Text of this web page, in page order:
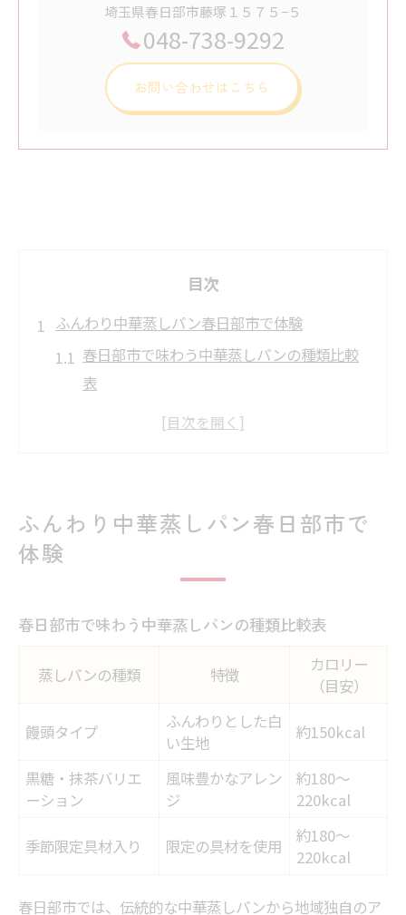
埼玉県春日部市藤塚１５７５−５
048-738-9292
お問い合わせはこちら
目次
ふんわり中華蒸しパン春日部市で体験
春日部市で味わう中華蒸しパンの種類比較
表
ふんわり食感が魅力の中華蒸しパン体験談
しみ
春日部市で味わう中華蒸しパンの新定番
中華蒸しパン新定番・春日部市での特徴比
較
春日部市の中華蒸しパンが進化した理由
新定番を求めるなら春日部市中華蒸しパン
春日部市発・注目の中華蒸しパンバリエー
地域で人気の中華蒸しパン新定番とは
中華の伝統を受け継ぐ蒸しパンの魅力とは
伝統中華蒸しパンの特徴と春日部市での違
ふんわり中華蒸しパン春日部市で
体験
春日部市で味わう中華蒸しパンの種類比較表
蒸しパンの種類 特徴
カロリー
（目安）
饅頭タイプ
ふんわりとした白
い生地
約150kcal
黒糖・抹茶バリエ
ーション
風味豊かなアレン
ジ
約180〜
220kcal
季節限定具材入り 限定の具材を使用
約180〜
220kcal
春日部市では、伝統的な中華蒸しパンから地域独自のア